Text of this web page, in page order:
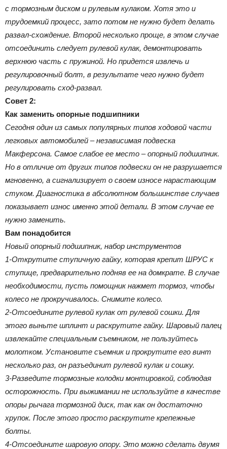
с тормозным диском и рулевым кулаком. Хотя это и
трудоемкий процесс, зато потом не нужно будет делать
развал-схождение. Второй несколько проще, в этом случае
отсоединить следует рулевой кулак, демонтировать
верхнюю часть с пружиной. Но придется извлечь и
регулировочный болт, в результате чего нужно будет
регулировать сход-развал.
Совет 2:
Как заменить опорные подшипники
Сегодня один из самых популярных типов ходовой части
легковых автомобилей – независимая подвеска
Макферсона. Самое слабое ее место – опорный подшипник.
Но в отличие от других типов подвески он не разрушается
мгновенно, а сигнализирует о своем износе нарастающим
стуком. Диагностика в абсолютном большинстве случаев
показывает износ именно этой детали. В этом случае ее
нужно заменить.
Вам понадобится
Новый опорный подшипник, набор инструментов
1-Открутите ступичную гайку, которая крепит ШРУС к
ступице, предварительно подняв ее на домкрате. В случае
необходимости, пусть помощник нажмет тормоз, чтобы
колесо не прокручивалось. Снимите колесо.
2-Отсоедините рулевой кулак от рулевой сошки. Для
этого выньте шплинт и раскрутите гайку. Шаровый палец
извлекайте специальным съемником, не пользуйтесь
молотком. Установите съемник и прокрутите его винт
несколько раз, он разъединит рулевой кулак и сошку.
3-Разведите тормозные колодки монтировкой, соблюдая
осторожность. При выжимании не используйте в качестве
опоры рычага тормозной диск, так как он достаточно
хрупок. После этого просто раскрутите крепежные
болты.
4-Отсоедините шаровую опору. Это можно сделать двумя